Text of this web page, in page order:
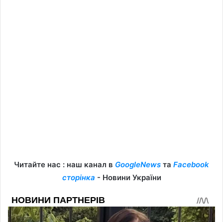
Читайте нас : наш канал в GoogleNews та Facebook
сторінка - Новини України